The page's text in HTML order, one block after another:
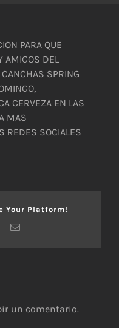
PARA QUE
AMIGOS DEL
SPRING
CERVEZA EN LAS
MAS
REDES SOCIALES
Your Platform!
WhatsApp
Correo
un comentario.